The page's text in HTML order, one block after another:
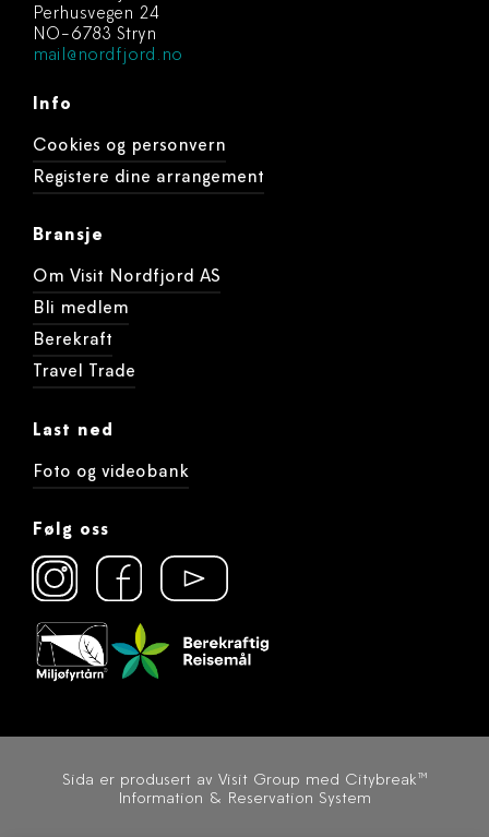
Perhusvegen 24
NO-6783 Stryn
mail@nordfjord.no
Info
Cookies og personvern
Registere dine arrangement
Bransje
Om Visit Nordfjord AS
Bli medlem
Berekraft
Travel Trade
Last ned
Foto og videobank
Følg oss
Sida er produsert av Visit Group med Citybreak™
Information & Reservation System